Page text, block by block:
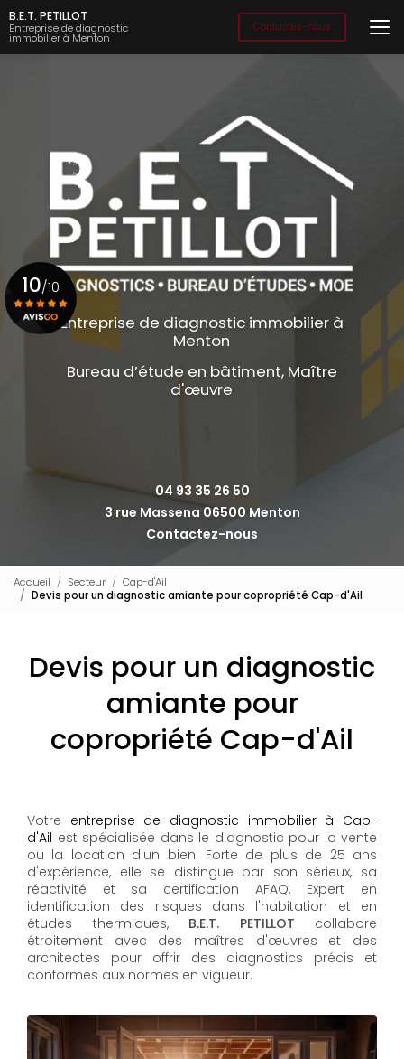
Aller
au
contenu
principal
B.E.T. PETILLOT
Entreprise de diagnostic
immobilier à Menton
Contactez-nous
Entreprise de diagnostic immobilier à
Menton
Bureau d’étude en bâtiment, Maître
d'œuvre
04 93 35 26 50
3 rue Massena 06500 Menton
Contactez-nous
10/10
Voir le certificat
Accueil Secteur
Cap-d'Ail
Devis pour un diagnostic amiante pour copropriété Cap-d'Ail
Devis pour un diagnostic
amiante pour
copropriété Cap-d'Ail
Votre entreprise de diagnostic immobilier à Cap-
d'Ail est spécialisée dans le diagnostic pour la vente
ou la location d'un bien. Forte de plus de 25 ans
d'expérience, elle se distingue par son sérieux, sa
réactivité et sa certification AFAQ. Expert en
identification des risques dans l'habitation et en
études thermiques, B.E.T. PETILLOT collabore
étroitement avec des maîtres d'œuvres et des
architectes pour offrir des diagnostics précis et
conformes aux normes en vigueur.